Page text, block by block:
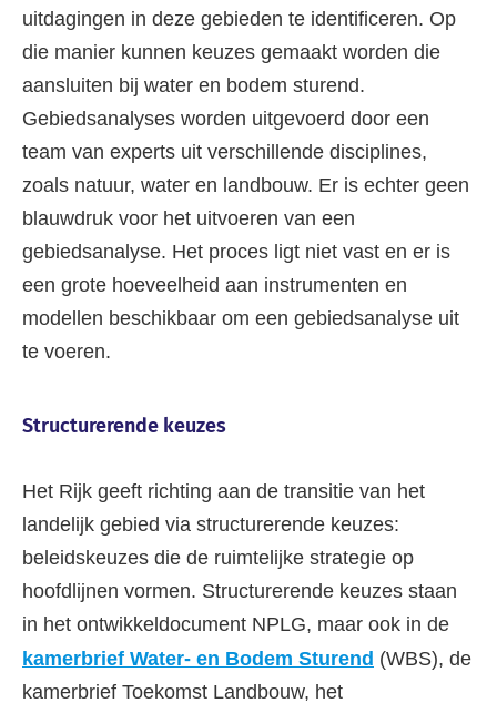
uitdagingen in deze gebieden te identificeren. Op
die manier kunnen keuzes gemaakt worden die
aansluiten bij water en bodem sturend.
Gebiedsanalyses worden uitgevoerd door een
team van experts uit verschillende disciplines,
zoals natuur, water en landbouw. Er is echter geen
blauwdruk voor het uitvoeren van een
gebiedsanalyse. Het proces ligt niet vast en er is
een grote hoeveelheid aan instrumenten en
modellen beschikbaar om een gebiedsanalyse uit
te voeren.
Structurerende keuzes
Het Rijk geeft richting aan de transitie van het
landelijk gebied via structurerende keuzes:
beleidskeuzes die de ruimtelijke strategie op
hoofdlijnen vormen. Structurerende keuzes staan
in het ontwikkeldocument NPLG, maar ook in de
kamerbrief Water- en Bodem Sturend (WBS), de
kamerbrief Toekomst Landbouw, het